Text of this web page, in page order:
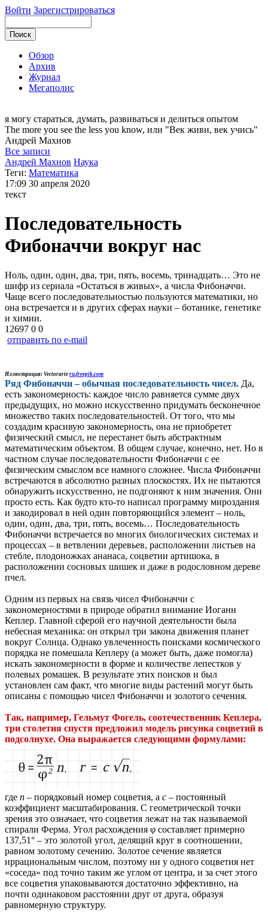
Войти Зарегистрироваться
Обзор
Архив
Журнал
Мегаполис
я могу стараться, думать, развиваться и делиться опытом
The more you see the less you know, или "Век живи, век учись"
Андрей Махнов
Все записи
Андрей Махнов Наука
Теги: Математика
17:09 30 апреля 2020
текст
Последовательность
Фибоначчи вокруг нас
Ноль, один, один, два, три, пять, восемь, тринадцать… Это не
шифр из сериала «Остаться в живых», а числа Фибоначчи.
Чаще всего последовательностью пользуются математики, но
она встречается и в других сферах науки – ботанике, генетике
и химии.
12697 0 0
отправить по e-mail
Иллюстрация: Vectorarte ru.freepik.com
Ряд Фибоначчи – обычная последовательность чисел. Да,
есть закономерность: каждое число равняется сумме двух
предыдущих, но можно искусственно придумать бесконечное
множество таких последовательностей. От того, что мы
создадим красивую закономерность, она не приобретет
физический смысл, не перестанет быть абстрактным
математическим объектом. В общем случае, конечно, нет. Но в
частном случае последовательности Фибоначчи с ее
физическим смыслом все намного сложнее. Числа Фибоначчи
встречаются в абсолютно разных плоскостях. Их не пытаются
обнаружить искусственно, не подгоняют к ним значения. Они
просто есть. Как будто кто-то написал программу мироздания
и закодировал в ней один повторяющийся элемент – ноль,
один, один, два, три, пять, восемь… Последовательность
Фибоначчи встречается во многих биологических системах и
процессах – в ветвлении деревьев, расположении листьев на
стебле, плодоножках ананаса, соцветии артишока, в
расположении сосновых шишек и даже в родословном дереве
пчел.
Одним из первых на связь чисел Фибоначчи с
закономерностями в природе обратил внимание Иоганн
Кеплер. Главной сферой его научной деятельности была
небесная механика: он открыл три закона движения планет
вокруг Солнца. Однако увлеченность поисками космического
порядка не помешала Кеплеру (а может быть, даже помогла)
искать закономерности в форме и количестве лепестков у
полевых ромашек. В результате этих поисков и был
установлен сам факт, что многие виды растений могут быть
описаны с помощью чисел Фибоначчи и золотого сечения.
Так, например, Гельмут Фогель, соотечественник Кеплера,
три столетия спустя предложил модель рисунка соцветий в
подсолнухе. Она выражается следующими формулами:
где n – порядковый номер соцветия, а c – постоянный
коэффициент масштабирования. С геометрической точки
зрения это означает, что соцветия лежат на так называемой
спирали Ферма. Угол расхождения φ составляет примерно
137,51° – это золотой угол, делящий круг в соотношении,
равном золотому сечению. Золотое сечение является
иррациональным числом, поэтому ни у одного соцветия нет
«соседа» под точно таким же углом от центра, и за счет этого
все соцветия упаковываются достаточно эффективно, на
почти одинаковом расстоянии друг от друга, образуя
равномерную структуру.